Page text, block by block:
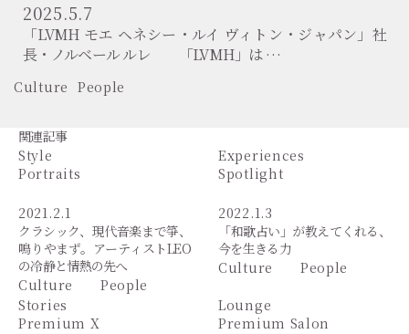
2025.5.7
「LVMH モエ ヘネシー・ルイ ヴィトン・ジャパン」社
長・ノルベール ルレ 「LVMH」は …
Culture People
関連記事
Style
Portraits
2021.2.1
クラシック、現代音楽まで箏、
鳴りやまず。アーティストLEO
の冷静と情熱の先へ
Culture
People
Experiences
Spotlight
2022.1.3
「和歌占い」が教えてくれる、
今を生きる力
Culture
People
Stories
Premium X
Lounge
Premium Salon